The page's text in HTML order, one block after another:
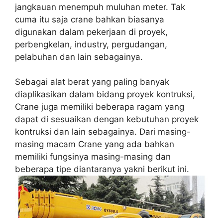
jangkauan menempuh muluhan meter. Tak
cuma itu saja crane bahkan biasanya
digunakan dalam pekerjaan di proyek,
perbengkelan, industry, pergudangan,
pelabuhan dan lain sebagainya.
Sebagai alat berat yang paling banyak
diaplikasikan dalam bidang proyek kontruksi,
Crane juga memiliki beberapa ragam yang
dapat di sesuaikan dengan kebutuhan proyek
kontruksi dan lain sebagainya. Dari masing-
masing macam Crane yang ada bahkan
memiliki fungsinya masing-masing dan
beberapa tipe diantaranya yakni berikut ini.